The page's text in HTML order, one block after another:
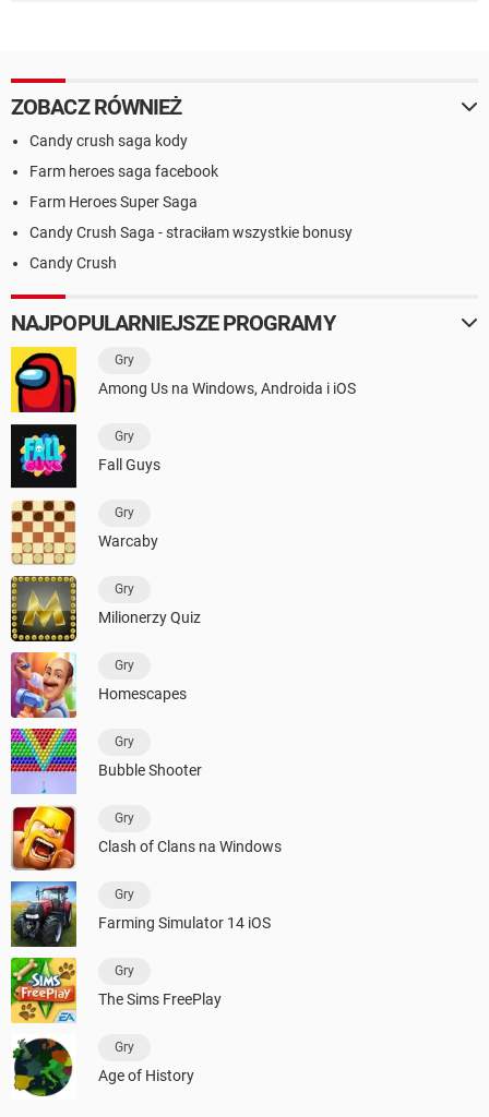
ZOBACZ RÓWNIEŻ
Candy crush saga kody
Farm heroes saga facebook
Farm Heroes Super Saga
Candy Crush Saga - straciłam wszystkie bonusy
Candy Crush
NAJPOPULARNIEJSZE PROGRAMY
Gry
Among Us na Windows, Androida i iOS
Gry
Fall Guys
Gry
Warcaby
Gry
Milionerzy Quiz
Gry
Homescapes
Gry
Bubble Shooter
Gry
Clash of Clans na Windows
Gry
Farming Simulator 14 iOS
Gry
The Sims FreePlay
Gry
Age of History